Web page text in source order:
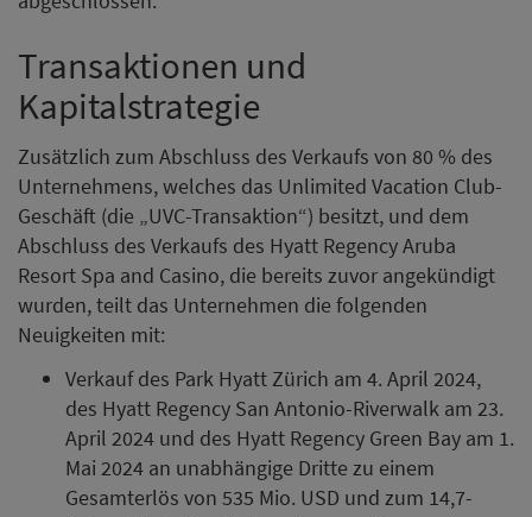
Transaktionen und
Kapitalstrategie
Zusätzlich zum Abschluss des Verkaufs von 80 % des
Unternehmens, welches das Unlimited Vacation Club-
Geschäft (die „UVC-Transaktion“) besitzt, und dem
Abschluss des Verkaufs des Hyatt Regency Aruba
Resort Spa and Casino, die bereits zuvor angekündigt
wurden, teilt das Unternehmen die folgenden
Neuigkeiten mit:
Verkauf des Park Hyatt Zürich am 4. April 2024,
des Hyatt Regency San Antonio-Riverwalk am 23.
April 2024 und des Hyatt Regency Green Bay am 1.
Mai 2024 an unabhängige Dritte zu einem
Gesamterlös von 535 Mio. USD und zum 14,7-